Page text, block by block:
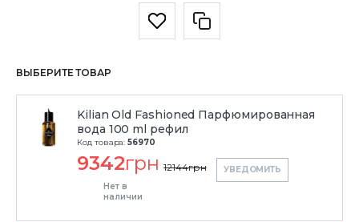
ВЫБЕРИТЕ ТОВАР
Kilian Old Fashioned Парфюмированная
вода 100 ml рефил
Код товара: 56970
9342грн 12144грн
Нет в
наличии
УВЕДОМИТЬ